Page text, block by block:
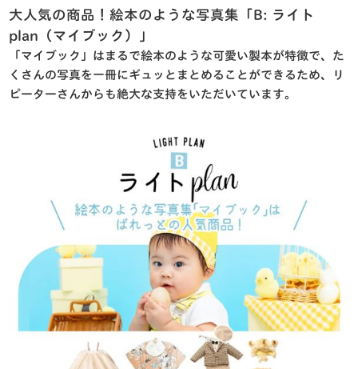
大人気の商品！絵本のような写真集「B: ライト
plan（マイブック）」
「マイブック」はまるで絵本のような可愛い製本が特徴で、た
くさんの写真を一冊にギュッとまとめることができるため、リ
ピーターさんからも絶大な支持をいただいています。